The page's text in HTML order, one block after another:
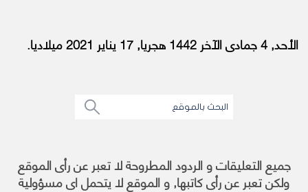
الأحد, 4 جمادى الآخر 1442 هجريا, 17 يناير 2021 ميلاديا.
جميع التعليقات و الردود المطروحة لا تعبر عن رأى الموقع
ولكن تعبر عن رأى كاتبها, و الموقع لا يتحمل اى مسؤولية